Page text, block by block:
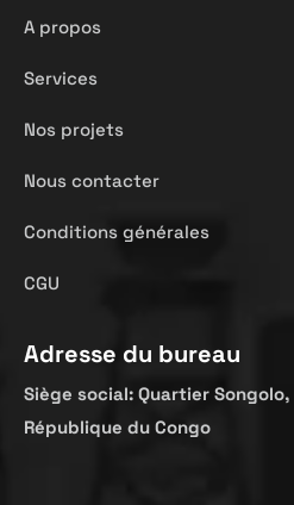
A propos
Services
Nos projets
Nous contacter
Conditions générales
CGU
Adresse du bureau
Siège social: Quartier Songolo,
République du Congo